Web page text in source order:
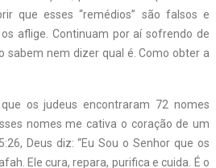
que esses “remédios” são falsos e
aflige. Continuam por aí sofrendo de
sabem nem dizer qual é. Como obter a
os judeus encontraram 72 nomes
nomes me cativa o coração de um
Deus diz: “Eu Sou o Senhor que os
Ele cura, repara, purifica e cuida. É o